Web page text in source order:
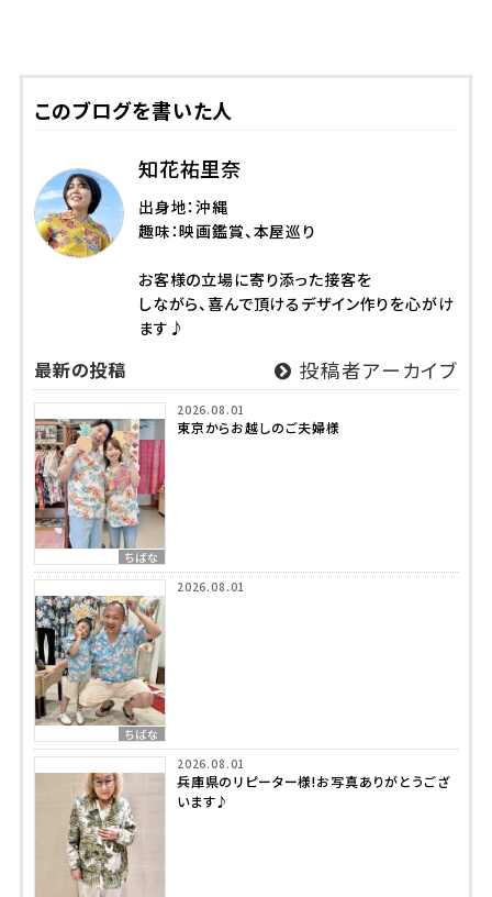
このブログを書いた人
知花祐里奈
出身地：沖縄
趣味：映画鑑賞、本屋巡り
お客様の立場に寄り添った接客を
しながら、喜んで頂けるデザイン作りを心がけ
ます♪
最新の投稿 投稿者アーカイブ
ちばな
2026.08.01
東京からお越しのご夫婦様
ちばな
2026.08.01
2026.08.01
兵庫県のリピーター様!お写真ありがとうござ
います♪